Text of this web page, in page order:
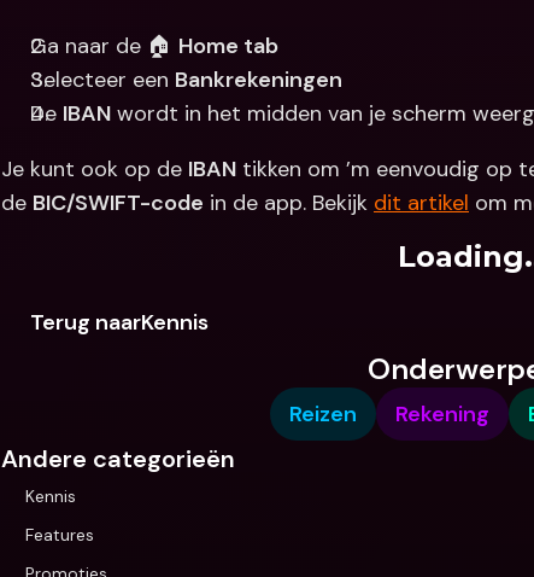
Ga naar de 🏠 Home tab
Selecteer een Bankrekeningen
De IBAN wordt in het midden van je scherm
Je kunt ook op de IBAN tikken om ’m eenvoudig op
de BIC/SWIFT-code in de app. Bekijk dit artikel om
Terug naarKennis
Reizen Rekening
Andere categorieën
Kennis
Features